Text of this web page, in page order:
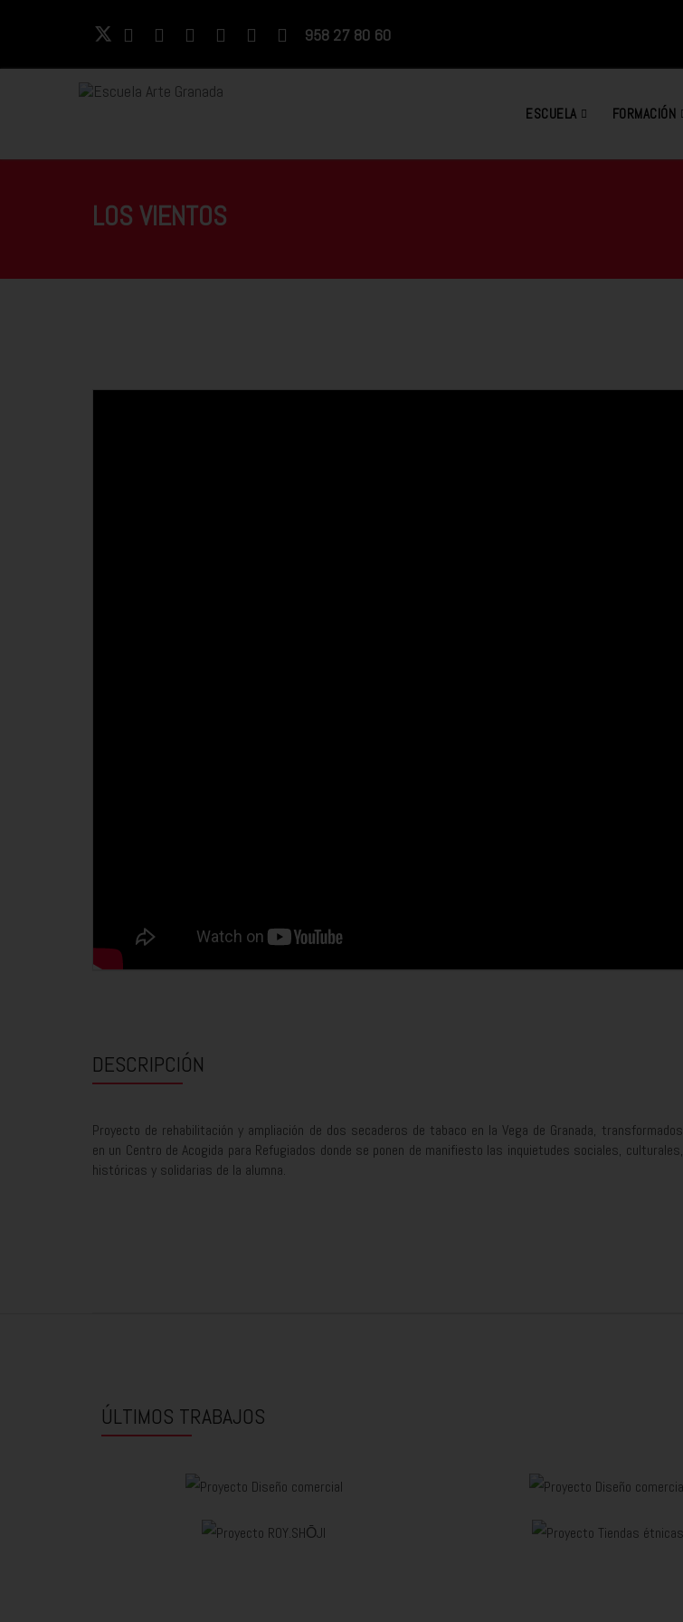
958 27 80 60
ESCUELA FORMACIÓN
LOS VIENTOS
DESCRIPCIÓN
Proyecto de rehabilitación y ampliación de dos secaderos de tabaco en la Vega de Granada, transformados
en un Centro de Acogida para Refugiados donde se ponen de manifiesto las inquietudes sociales, culturales,
históricas y solidarias de la alumna.
ÚLTIMOS TRABAJOS